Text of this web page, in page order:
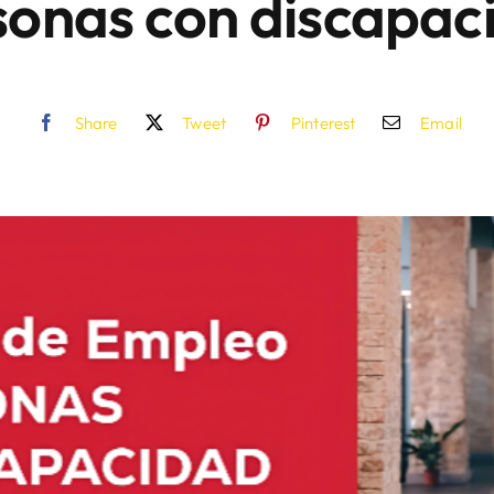
con
Share Tweet Pinterest Email